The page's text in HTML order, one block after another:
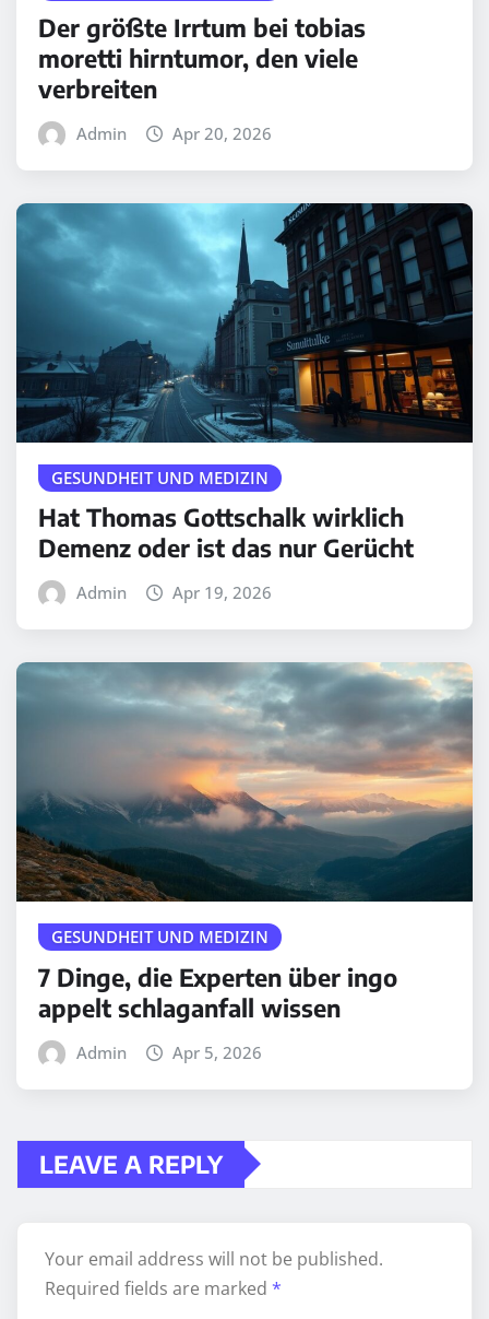
Der größte Irrtum bei tobias
moretti hirntumor, den viele
verbreiten
Admin Apr 20, 2026
GESUNDHEIT UND MEDIZIN
Hat Thomas Gottschalk wirklich
Demenz oder ist das nur Gerücht
Admin Apr 19, 2026
GESUNDHEIT UND MEDIZIN
7 Dinge, die Experten über ingo
appelt schlaganfall wissen
Admin Apr 5, 2026
LEAVE A REPLY
Your email address will not be published.
Required fields are marked *